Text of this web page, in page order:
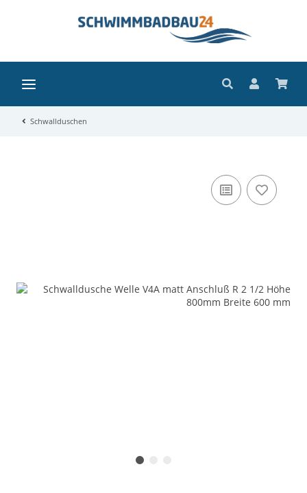
Schwallduschen